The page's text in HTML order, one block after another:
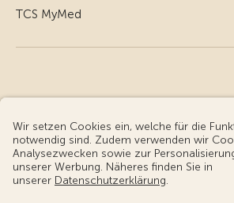
TCS MyMed
© Touring Club Schweiz